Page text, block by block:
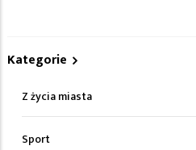
Kategorie
Z życia miasta
Sport